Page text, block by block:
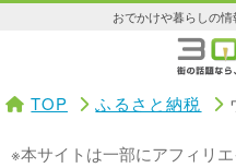
おでかけや暮らしの
TOP ふるさと納税
※本サイトは一部にアフィリ